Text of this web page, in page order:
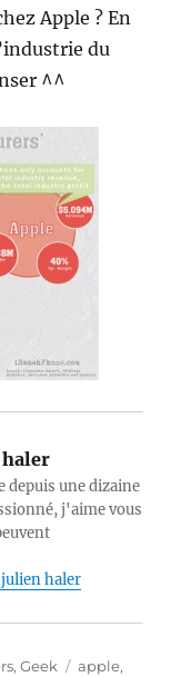
Apple ? En
du
^^
depuis une dizaine
j'aime vous
haler
,Geek Étiquettes
apple,